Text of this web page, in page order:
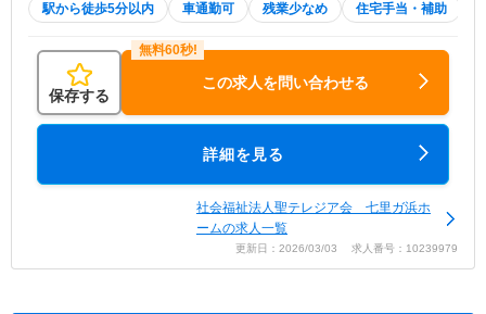
駅から徒歩5分以内 車通勤可 残業少なめ 住宅手当・補助
保存する
この求人を問い合わせる
詳細を見る
社会福祉法人聖テレジア会 七里ガ浜ホ
ームの求人一覧
更新日：2026/03/03 求人番号：10239979